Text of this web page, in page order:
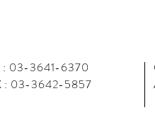
: 03-3641-6370
: 03-3642-5857